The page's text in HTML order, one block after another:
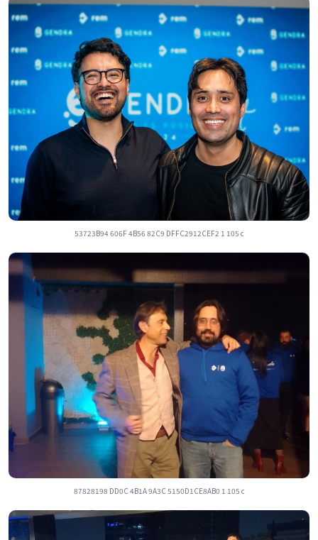
53723B94 606F 4B56 82C9 DFFC2912CEF2 1 105 c
87828198 DD0C 4B1A 9A3C 5150D1CE8AB0 1 105 c